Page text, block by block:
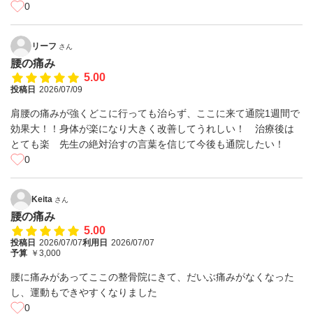
0
リーフ さん
腰の痛み
5.00
投稿日 2026/07/09
肩腰の痛みが強くどこに行っても治らず、ここに来て通院1週間で
効果大！！身体が楽になり大きく改善してうれしい！ 治療後は
とても楽 先生の絶対治すの言葉を信じて今後も通院したい！
0
Keita さん
腰の痛み
5.00
投稿日 2026/07/07利用日 2026/07/07
予算 ￥3,000
腰に痛みがあってここの整骨院にきて、だいぶ痛みがなくなった
し、運動もできやすくなりました
0